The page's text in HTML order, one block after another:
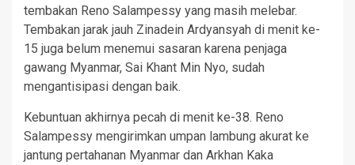
tembakan Reno Salampessy yang masih melebar.
Tembakan jarak jauh Zinadein Ardyansyah di menit ke-
15 juga belum menemui sasaran karena penjaga
gawang Myanmar, Sai Khant Min Nyo, sudah
mengantisipasi dengan baik.
Kebuntuan akhirnya pecah di menit ke-38. Reno
Salampessy mengirimkan umpan lambung akurat ke
jantung pertahanan Myanmar dan Arkhan Kaka